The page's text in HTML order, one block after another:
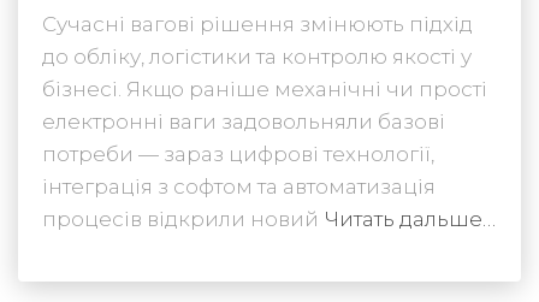
Сучасні вагові рішення змінюють підхід
до обліку, логістики та контролю якості у
бізнесі. Якщо раніше механічні чи прості
електронні ваги задовольняли базові
потреби — зараз цифрові технології,
інтеграція з софтом та автоматизація
процесів відкрили новий Читать дальше…